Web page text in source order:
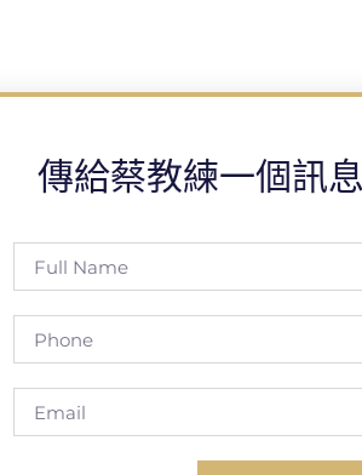
傳給蔡教練一個訊息